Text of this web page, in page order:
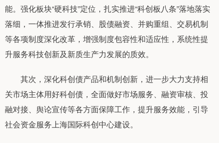
能。强化板块“硬科技”定位，扎实推进“科创板八条”落地落实
落细，一体推进发行承销、股债融资、并购重组、交易机制
等各项制度深化改革，增强制度包容性和适应性，系统性提
升服务科技创新及新质生产力发展的质效。
其次，深化科创债产品和机制创新，进一步大力支持相
关市场主体用好科创债，全面做好市场服务、融资审核、投
融对接、舆论宣传等各方面保障工作，提升服务效能，引导
社会资金服务上海国际科创中心建设。